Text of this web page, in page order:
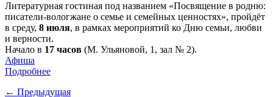
Литературная гостиная под названием «Посвящение в родню:
писатели-вологжане о семье и семейных ценностях», пройдёт
в среду, 8 июля, в рамках мероприятий ко Дню семьи, любви
и верности.
Начало в 17 часов (М. Ульяновой, 1, зал № 2).
Афиша
Подробнее
← Предыдущая